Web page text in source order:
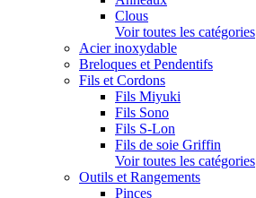
Clous
Voir toutes les catégories
Acier inoxydable
Breloques et Pendentifs
Fils et Cordons
Fils Miyuki
Fils Sono
Fils S-Lon
Fils de soie Griffin
Voir toutes les catégories
Outils et Rangements
Pinces